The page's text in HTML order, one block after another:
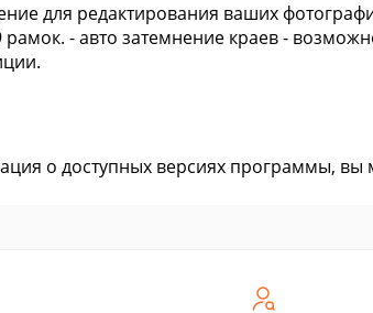
для редактирования ваших
рамок. - авто затемнение краев -
о доступных версиях программы,